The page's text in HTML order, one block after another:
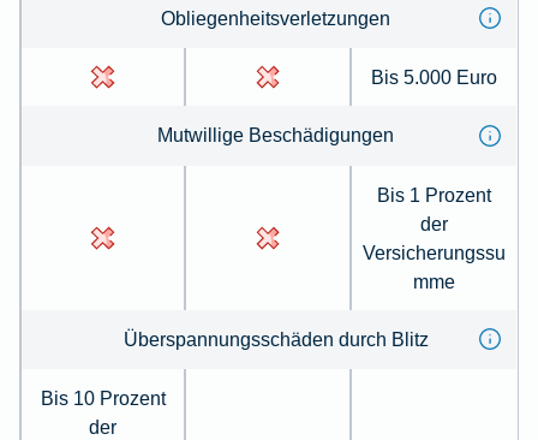
Obliegen­heits­ver­letzungen
Bis 5.000 Euro
Mut­willige Be­schä­digungen
Bis 1 Prozent
der
Versicherungssu
mme
Über­spannungs­schäden durch Blitz
Bis 10 Prozent
der